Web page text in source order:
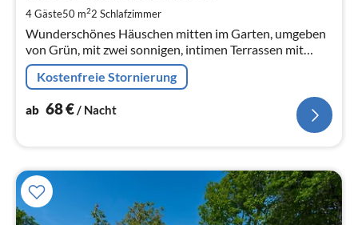
4 Gäste50 m22 Schlafzimmer
Wunderschönes Häuschen mitten im Garten, umgeben
von Grün, mit zwei sonnigen, intimen Terrassen mit
Markise.
Kostenfreie Stornierung
ab 68€/ Nacht